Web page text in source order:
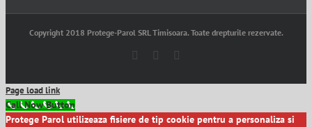
Copyright 2018 Protege-Parol SRL Timisoara. Toate drepturile rezervate.
FacebookYouTube
Page load link
Call Now Button
Protege Parol utilizeaza fisiere de tip cookie pentru a personaliza si